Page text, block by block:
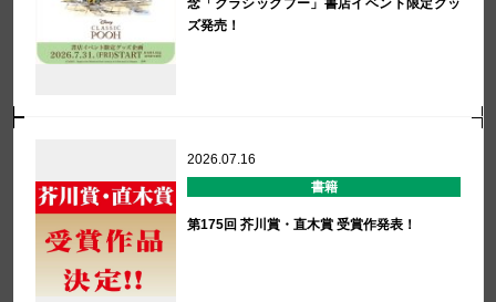
ズ発売！
2026.07.16
書籍
第175回 芥川賞・直木賞 受賞作発表！